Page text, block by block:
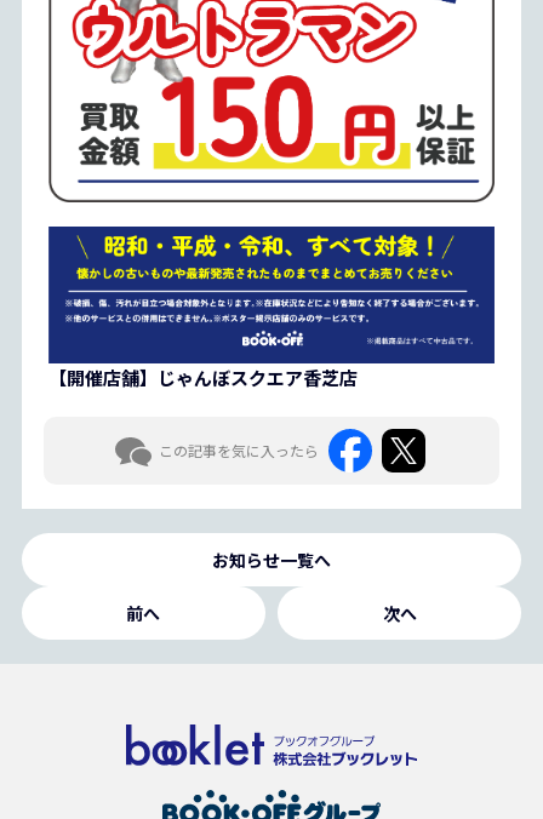
【開催店舗】じゃんぼスクエア香芝店
この記事を気に入ったら
お知らせ一覧へ
前へ 次へ